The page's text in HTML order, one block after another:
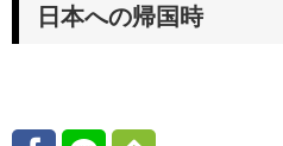
日本への帰国時